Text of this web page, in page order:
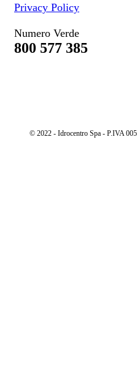
Privacy Policy
Numero Verde
800 577 385
© 2022 - Idrocentro Spa - P.IVA